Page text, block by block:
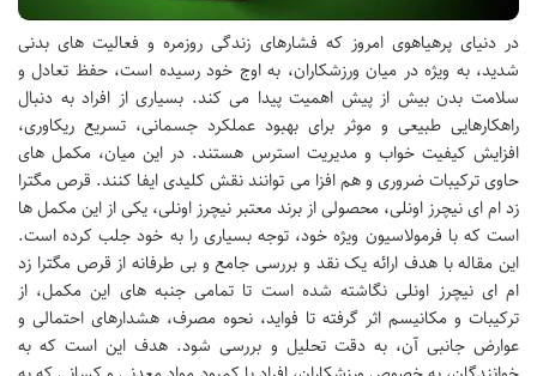
در دنیای پرهیاهوی امروز که فشارهای زندگی روزمره و فعالیت های بدنی
شدید، به ویژه در میان ورزشکاران، به اوج خود رسیده است، حفظ تعادل و
سلامت بدن بیش از پیش اهمیت پیدا می کند. بسیاری از افراد به دنبال
راهکارهایی طبیعی و موثر برای بهبود عملکرد جسمانی، تسریع ریکاوری،
افزایش کیفیت خواب و مدیریت استرس هستند. در این میان، مکمل های
حاوی ترکیبات ضروری و هم افزا می توانند نقش کلیدی ایفا کنند. قرص مگترا
زد ام ای نیچرز اونلی، محصولی از برند معتبر نیچرز اونلی، یکی از این مکمل ها
است که با فرمولاسیون ویژه خود، توجه بسیاری را به خود جلب کرده است.
این مقاله با هدف ارائه یک نقد و بررسی جامع و بی طرفانه از قرص مگترا زد
ام ای نیچرز اونلی نگاشته شده است تا تمامی جنبه های این مکمل، از
ترکیبات و مکانیسم اثر گرفته تا فواید، نحوه مصرف، هشدارهای احتمالی و
عوارض جانبی آن، به دقت تحلیل و بررسی شود. هدف این است که به